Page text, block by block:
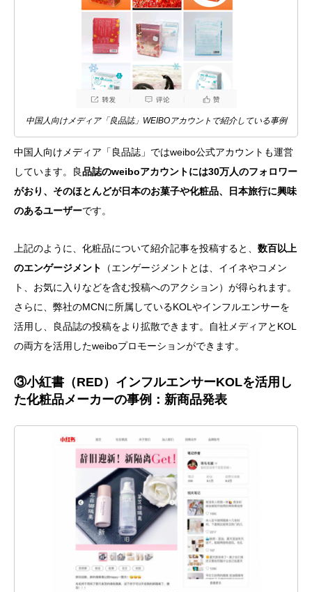
中国人向けメディア「良品誌」WEIBOアカウントで紹介している事例
中国人向けメディア「良品誌」ではweibo公式アカウントも運営
しています。良品誌のweiboアカウントには30万人のフォロワー
がおり、そのほとんどが日本のお菓子や化粧品、日本旅行に興味
のあるユーザーです。
上記のように、化粧品について紹介記事を投稿すると、 数百以上
のエンゲージメント
（エンゲージメントとは、イイネやコメン
ト、お気に入りなどを含む投稿へのアクション）が得られます。
さらに、弊社のMCNに所属しているKOLやインフルエンサーを
活用し、良品誌の投稿をより拡散できます。自社メディアとKOL
の両方を活用したweiboプロモーションができます。
③小紅書（RED）インフルエンサーKOLを活用し
た化粧品メーカーの事例：新商品発表